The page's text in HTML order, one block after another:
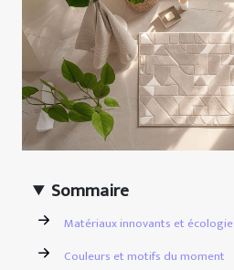
Sommaire
Matériaux innovants et écologie
Couleurs et motifs du moment